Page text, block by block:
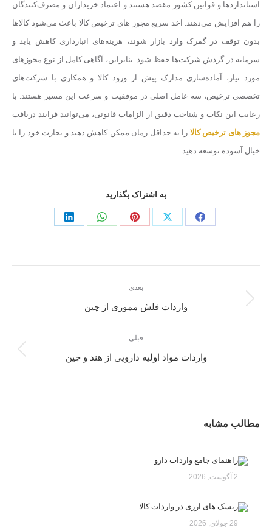
استانداردها و قوانین کشور مقصد هستند و اعتماد خریداران و مصرف‌کنندگان
را هم افزایش می‌دهند. اخذ سریع مجوز های ترخیص کالا باعث می‌شود کالاها
بدون توقف در گمرک وارد بازار شوند، هزینه‌های انبارداری کاهش یابد و
سرمایه در گردش شرکت‌ها حفظ شود. بنابراین، آگاهی کامل از نوع مجوزهای
مورد نیاز، آماده‌سازی مدارک پیش از ورود کالا و همکاری با شرکت‌های
تخصصی ترخیص، سه عامل اصلی در موفقیت و سرعت این مسیر هستند. با
رعایت این نکات و شناخت دقیق از الزامات قانونی، می‌توانید فرایند دریافت
مجوز های ترخیص کالا را به حداقل زمان ممکن کاهش دهید و تجارت خود را با
خیال آسوده توسعه دهید.
به اشتراک بگذارید
قبلی
واردات مواد اولیه دارویی از هند و چین
بعدی
واردات فلش مموری از چین
مطالب مشابه
راهنمای جامع واردات دارو
2 آگوست, 2026
ریسک های ارزی در واردات کالا
29 جولای, 2026